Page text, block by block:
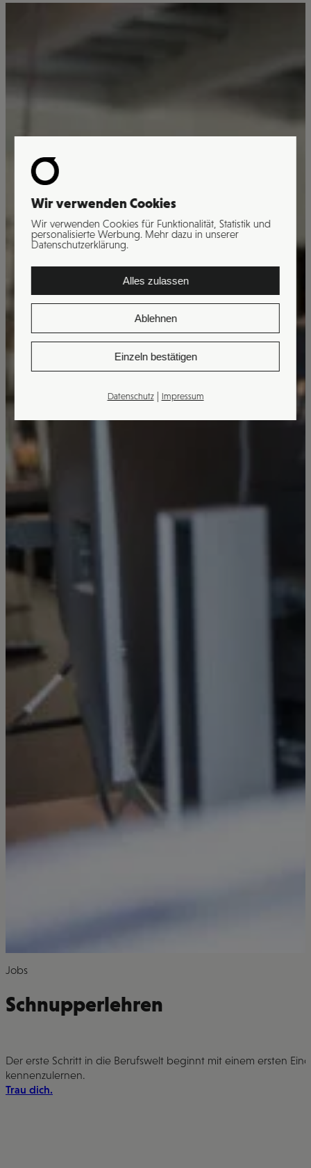
Jobs
Schnupperlehren
Der erste Schritt in die Berufswelt beginnt mit einem ersten
kennenzulernen.
Trau dich.
Wir verwenden Cookies
Wir verwenden Cookies für Funktionalität, Statistik und
personalisierte Werbung. Mehr dazu in unserer
Datenschutzerklärung.
Alles zulassen
Ablehnen
Einzeln bestätigen
Datenschutz| Impressum